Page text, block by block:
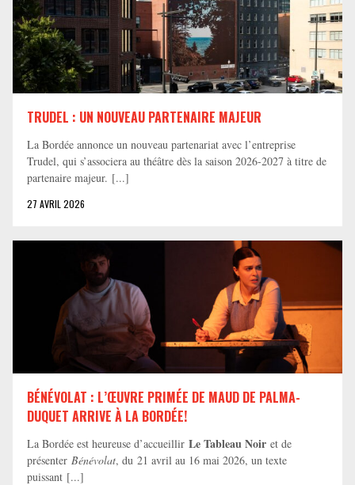
TRUDEL : UN NOUVEAU PARTENAIRE MAJEUR
La Bordée annonce un nouveau partenariat avec l’entreprise
Trudel, qui s’associera au théâtre dès la saison 2026-2027 à titre de
partenaire majeur. [...]
27 AVRIL 2026
BÉNÉVOLAT : L’ŒUVRE PRIMÉE DE MAUD DE PALMA-
DUQUET ARRIVE À LA BORDÉE!
La Bordée est heureuse d’accueillir Le Tableau Noir et de
présenter Bénévolat, du 21 avril au 16 mai 2026, un texte
puissant [...]